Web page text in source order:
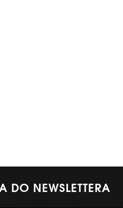
DO NEWSLETTERA